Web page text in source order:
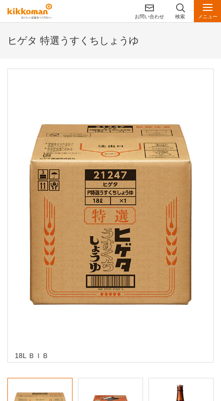
お問い合わせ 検索 メニュー
ヒゲタ 特選うすくちしょうゆ
18L ＢＩＢ